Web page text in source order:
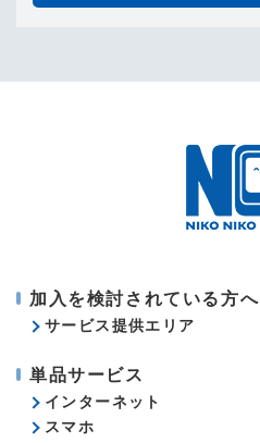
加入を検討されている方へ
サービス提供エリア
単品サービス
インターネット
スマホ